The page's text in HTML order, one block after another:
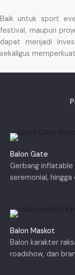
Baik untuk sport
festival, maupun
dapat menjadi
sekaligus
Balon Gate
Gerbang
seremonial,
Balon Maskot
Balon karakter
roadshow, dan